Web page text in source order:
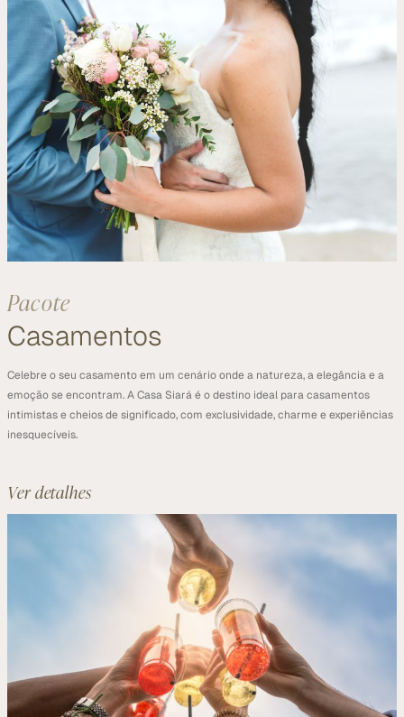
Pacote
Casamentos
Celebre o seu casamento em um cenário onde a natureza, a elegância e a
emoção se encontram. A Casa Siará é o destino ideal para casamentos
intimistas e cheios de significado, com exclusividade, charme e experiências
inesquecíveis.
Ver detalhes